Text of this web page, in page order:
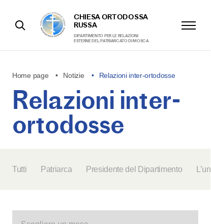
CHIESA ORTODOSSA
RUSSA
DIPARTIMENTO PER LE RELAZIONI
ESTERNE DEL PATRIARCATO DI MOSCA
Home page Notizie Relazioni inter-ortodosse
Relazioni inter-
ortodosse
Tutti Patriarca Presidente del Dipartimento